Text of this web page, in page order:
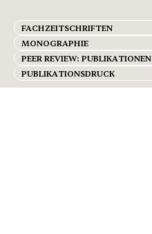
FACHZEITSCHRIFTEN
MONOGRAPHIE
PEER REVIEW: PUBLIKATIONEN
PUBLIKATIONSDRUCK